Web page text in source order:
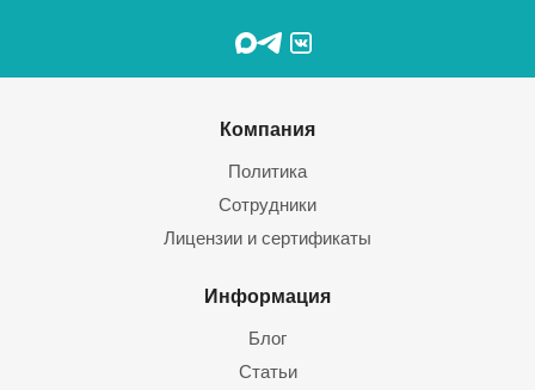
Компания
Политика
Сотрудники
Лицензии и сертификаты
Информация
Блог
Статьи